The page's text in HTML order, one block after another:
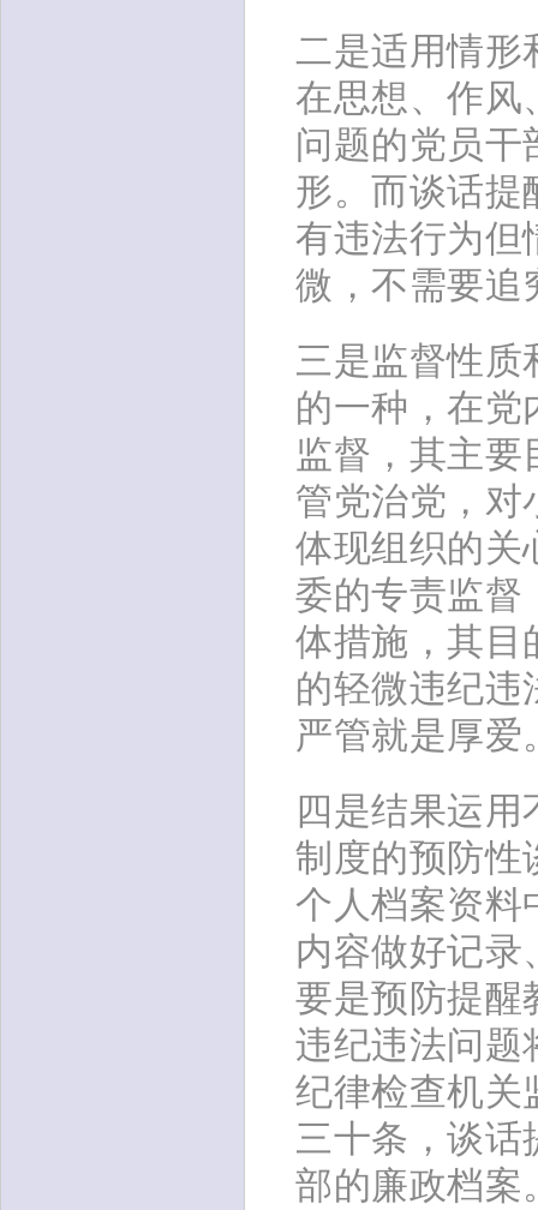
二是适用情形
在思想、作风
问题的党员
形。而谈话
有违法行为但
微，不需要追
三是监督性
的一种，在
监督，其主
管党治党，
体现组织的关
委的专责监督
体措施，其目
的轻微违纪
严管就是厚爱
四是结果运
制度的预防性
个人档案资料
内容做好记
要是预防提醒
违纪违法问题
纪律检查机关
三十条，谈
部的廉政档案